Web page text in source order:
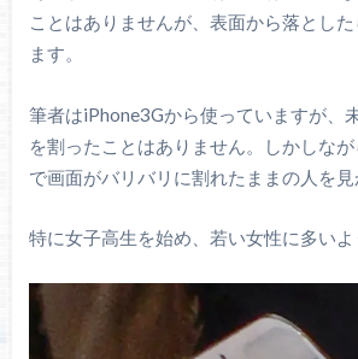
ことはありませんが、表面から落とし
ます。
筆者はiPhone3Gから使っていますが、
を割ったことはありません。しかしな
で画面がバリバリに割れたままの人を見
特に女子高生を始め、若い女性に多いよ